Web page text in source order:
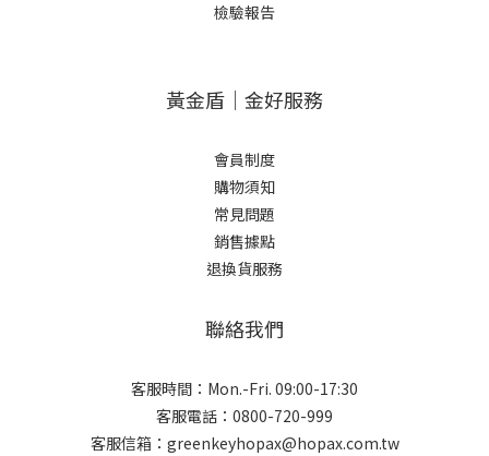
檢驗報告
黃金盾｜金好服務
會員制度
購物須知
常見問題
銷售據點
退換貨服務
聯絡我們
客服時間：Mon.-Fri. 09:00-17:30
客服電話：0800-720-999
客服信箱：greenkeyhopax@hopax.com.tw